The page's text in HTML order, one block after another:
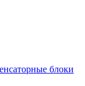
блоки